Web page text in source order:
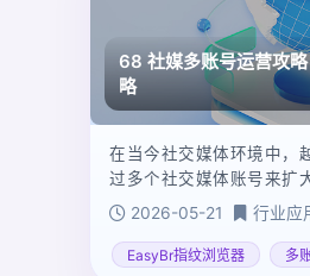
68 社媒多账号运营攻
略
在当今社交媒体环境中，
过多个社交媒体账号来扩
而，多账号的管理往往成
时，如何实现统一管理、
2026-05-21 行业应
EasyBr指纹浏览器 多